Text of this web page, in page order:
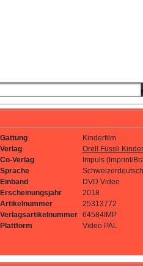
Gattung
Kinderfilm
Verlag
Orell Füssli
Co-Verlag
Impuls (Imprint/
Sprache
Schweizerdeutsch
Einband
DVD Video
Erscheinungsjahr
2018
Artikelnummer
25313772
Verlagsartikelnummer
64584IMP
Plattform
Video PAL